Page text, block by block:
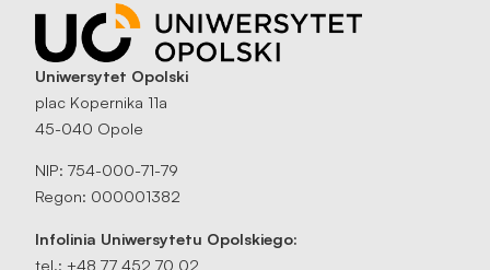
Uniwersytet Opolski
plac Kopernika 11a
45-040 Opole
NIP: 754-000-71-79
Regon: 000001382
Infolinia Uniwersytetu Opolskiego:
tel.: +48 77 452 70 02